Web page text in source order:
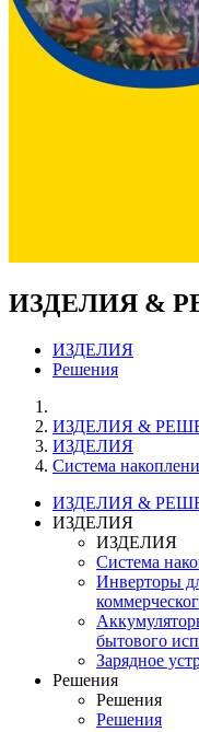
ИЗДЕЛИЯ &
ИЗДЕЛИЯ
Решения
ИЗДЕЛИЯ &
ИЗДЕЛИЯ
Система
ИЗДЕЛИЯ &
ИЗДЕЛИЯ
ИЗДЕЛИЯ
Система
Инверторы
бытового
Зарядное
Решения
Решения
Решения